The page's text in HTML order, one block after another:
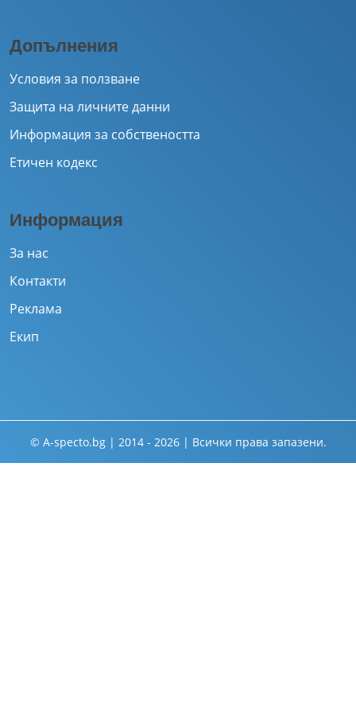
Допълнения
Условия за ползване
Защита на личните данни
Информация за собствеността
Етичен кодекс
Информация
За нас
Контакти
Реклама
Екип
© A-specto.bg | 2014 - 2026 | Всички права запазени.